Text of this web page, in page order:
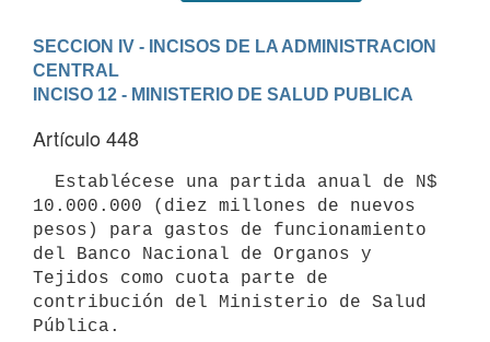
SECCION IV - INCISOS DE LA ADMINISTRACION
CENTRAL
INCISO 12 - MINISTERIO DE SALUD PUBLICA
Artículo 448
10.000.000 (diez millones de nuevos
pesos) para gastos de funcionamiento
del Banco Nacional de Organos y
Tejidos como cuota parte de
contribución del Ministerio de Salud
Pública.